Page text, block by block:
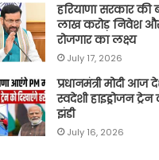
हरियाणा सरकार की
लाख करोड़ निवेश
रोजगार का लक्ष्य
July 17, 2026
प्रधानमंत्री मोदी आज
स्वदेशी हाइड्रोजन
झंडी
July 16, 2026